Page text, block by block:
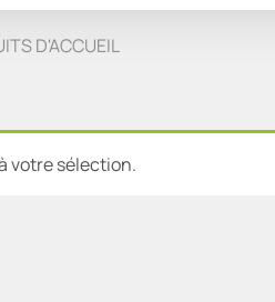
D'ACCUEIL
votre sélection.